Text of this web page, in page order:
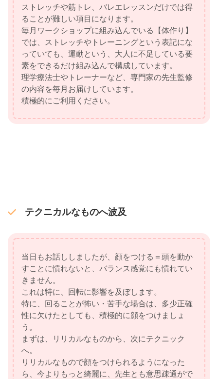
ストレッチや筋トレ、バレエレッスンだけでは得
ることが難しい項目になります。
毎月ワークショップに組み込んでいる【体作り】
では、ストレッチやトレーニングという表記にな
っていても、運動という、大人に不足している要
素をできるだけ組み込んで構成しています。
理学療法士やトレーナーなど、専門家の先生監修
の内容を毎月お届けしています。
積極的にご利用ください。
テクニカルなものへ波及
当日もお話ししましたが、顔をつける＝頭を動か
すことに慣れないと、バランス感覚にも慣れてい
きません。
これは特に、回転に影響を及ぼします。
特に、回ることが怖い・苦手な場合は、多少正確
性に欠けたとしても、積極的に顔をつけましょ
う。
まずは、リリカルなものから、次にテクニック
へ。
リリカルなもので顔をつけられるようになった
ら、今よりもっと綺麗に、先生とも意思疎通がで